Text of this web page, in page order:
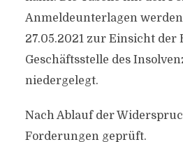
Anmeldeunterlagen
27.05.2021 zur Einsicht der
Geschäftsstelle des
niedergelegt.
Nach Ablauf der
Forderungen geprüft.